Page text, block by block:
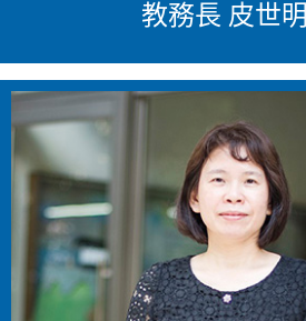
教務長 皮世明